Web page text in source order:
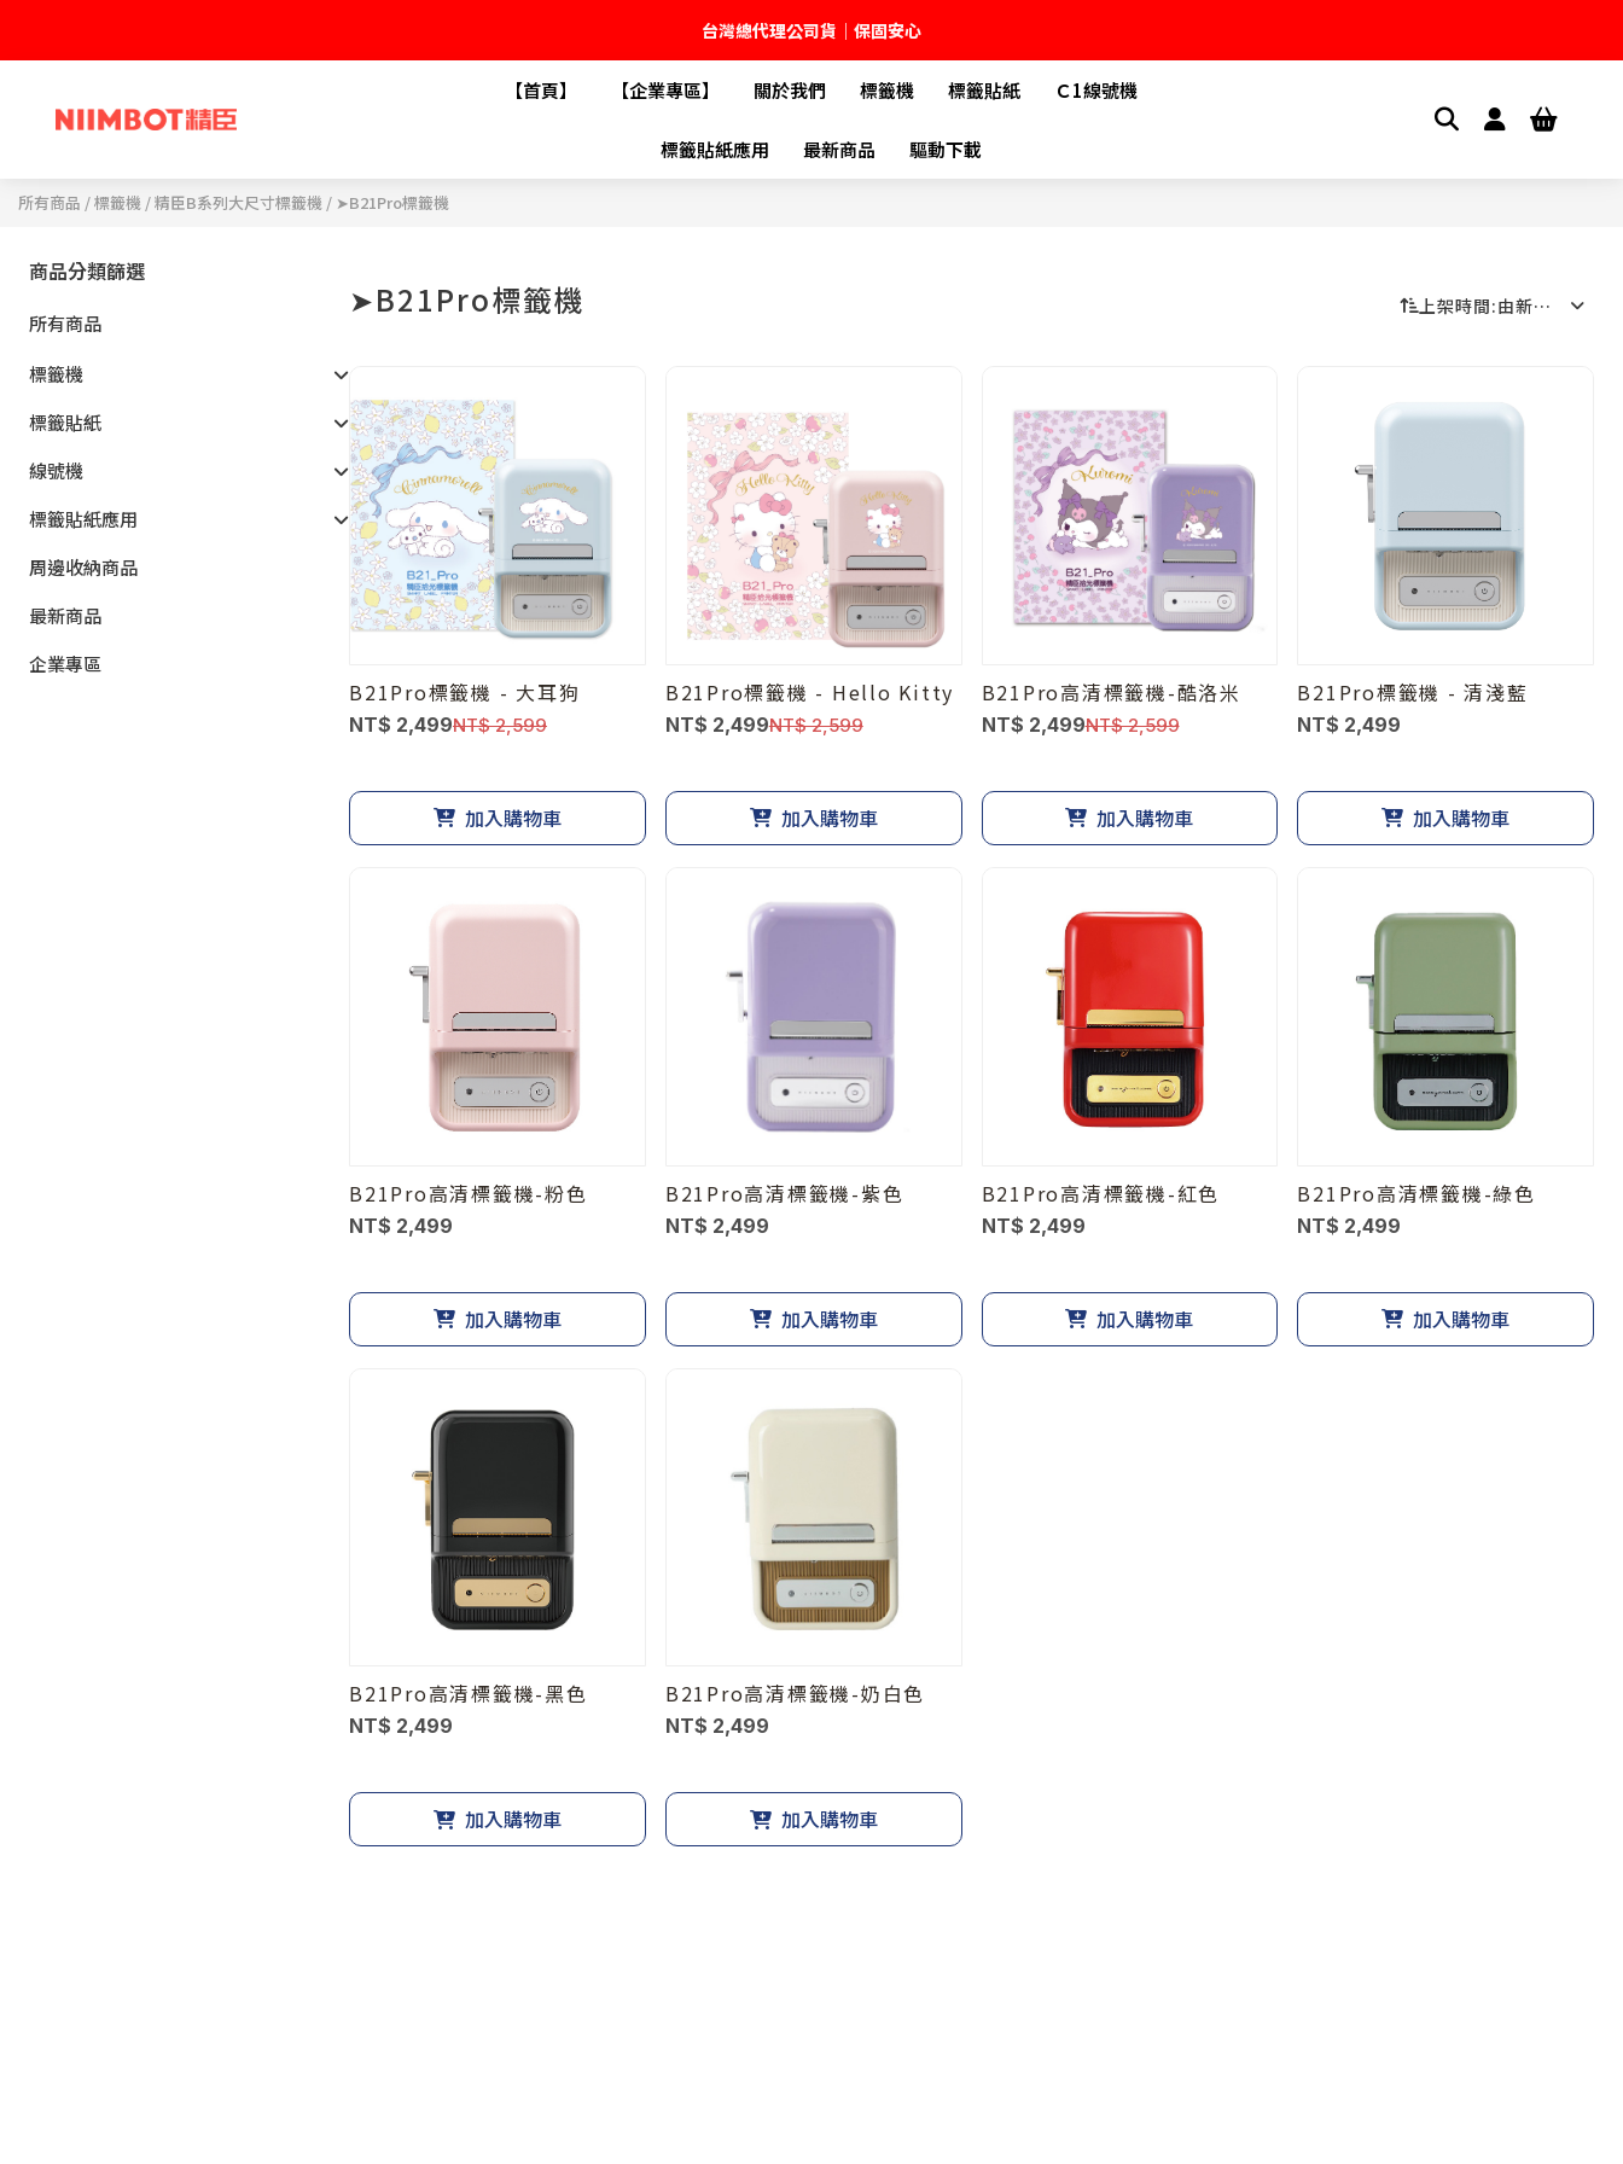
🚚 全館現貨供應｜快速出貨不久等
💬 加入官方 LINE｜不定期領取專屬優惠
台灣精臣科技有限公司｜原廠總代理｜售後完善
【首頁】 【企業專區】 關於我們 標籤機 標籤貼紙 Ｃ1線號機
標籤貼紙應用 最新商品 驅動下載
所有商品 /標籤機 /精臣B系列大尺寸標籤機 / ➤B21Pro標籤機
商品分類篩選
所有商品
標籤機
標籤貼紙
線號機
標籤貼紙應用
周邊收納商品
最新商品
企業專區
➤B21Pro標籤機 上架時間:由新到舊
B21Pro標籤機 - 大耳狗
NT$ 2,499NT$ 2,599
加入購物車
B21Pro標籤機 - Hello Kitty
NT$ 2,499NT$ 2,599
加入購物車
B21Pro高清標籤機-酷洛米
NT$ 2,499NT$ 2,599
加入購物車
B21Pro標籤機 - 清淺藍
NT$ 2,499
加入購物車
B21Pro高清標籤機-粉色
NT$ 2,499
加入購物車
B21Pro高清標籤機-紫色
NT$ 2,499
加入購物車
B21Pro高清標籤機-紅色
NT$ 2,499
加入購物車
B21Pro高清標籤機-綠色
NT$ 2,499
加入購物車
B21Pro高清標籤機-黑色
NT$ 2,499
加入購物車
B21Pro高清標籤機-奶白色
NT$ 2,499
加入購物車